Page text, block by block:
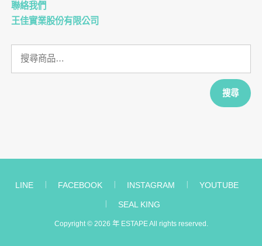
聯絡我們
王佳實業股份有限公司
搜尋
LINE FACEBOOK INSTAGRAM YOUTUBE
SEAL KING
Copyright © 2026 年 ESTAPEAll rights reserved.